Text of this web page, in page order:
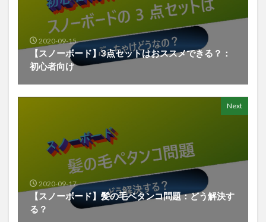
2020-09-15
【スノーボード】3点セットはおススメできる？：
初心者向け
Next
2020-09-17
【スノーボード】髪の毛ペタンコ問題：どう解決す
る？